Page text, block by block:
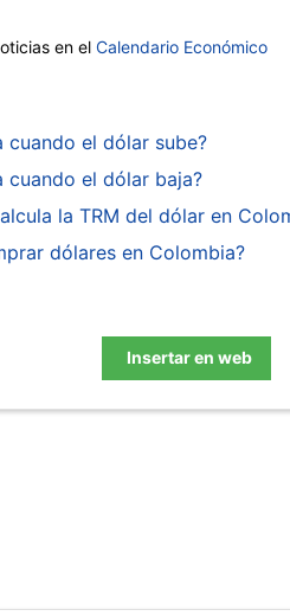
en el Calendario Económico
cuando el dólar sube?
cuando el dólar baja?
la TRM del dólar en
dólares en Colombia?
Insertar en web